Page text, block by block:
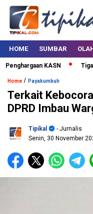
HOME SUMBAR
KASN Tiga
Home / Payakumbuh
Terkait
DPRD Imbau
Tipikal
- Jurnalis
Senin, 30 November